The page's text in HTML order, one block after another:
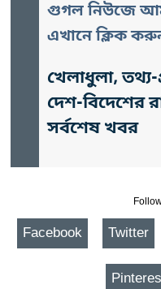
গুগল নিউজে
এখানে ক্লিক
খেলাধুলা, তথ্য-
দেশ-বিদেশের
সর্বশেষ খবর
Facebook Twitter